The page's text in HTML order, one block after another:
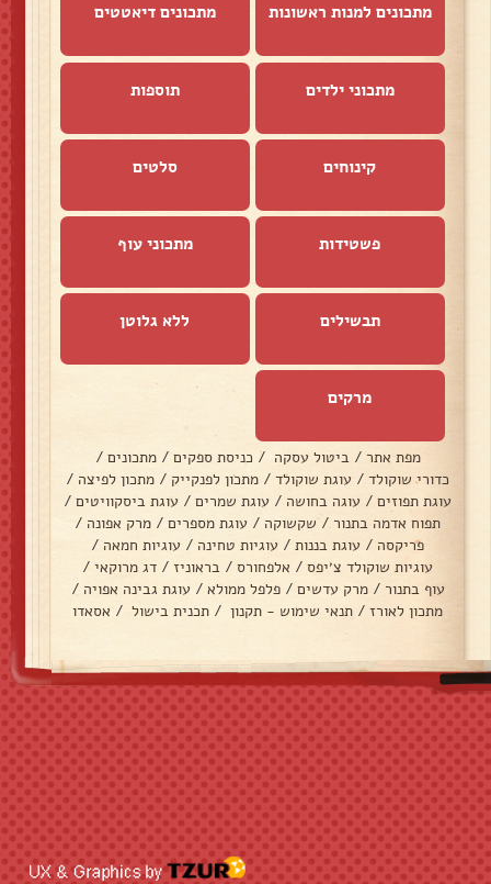
מתכונים למנות ראשונות מתכונים דיאטטים
מתכוני ילדים תוספות
קינוחים סלטים
פשטידות מתכוני עוף
תבשילים ללא גלוטן
מרקים
מפת אתר / ביטול עסקה / כניסת ספקים / מתכונים /
כדורי שוקולד / עוגת שוקולד / מתכון לפנקייק / מתכון לפיצה /
עוגת תפוזים / עוגה בחושה / עוגת שמרים / עוגת ביסקוויטים /
תפוח אדמה בתנור / שקשוקה / עוגת מספרים / מרק אפונה /
פריקסה / עוגת בננות / עוגיות טחינה / עוגיות חמאה /
עוגיות שוקולד צ׳יפס / אלפחורס / בראוניז / דג מרוקאי /
עוף בתנור / מרק עדשים / פלפל ממולא / עוגת גבינה אפויה /
מתכון לאורז / תנאי שימוש - תקנון / תכנית בישול / אסאדו